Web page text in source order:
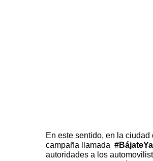
En este sentido, en la
campaña llamada
autoridades a los